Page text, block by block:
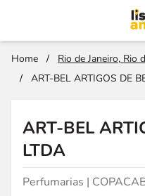
Home / Rio de Janeiro, Rio
/
ART-BEL ARTIGOS DE
ART-BEL
LTDA
Perfumarias |